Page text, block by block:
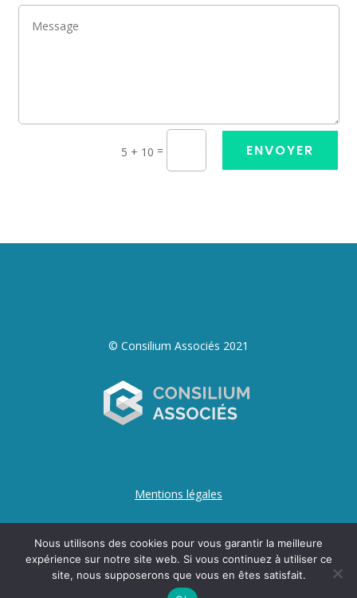
5 + 10 = ENVOYER
© Consilium Associés 2021
Mentions légales
Création du site internet :
AGENCE FL, Agence web à
Nous utilisons des cookies pour vous garantir la meilleure
expérience sur notre site web. Si vous continuez à utiliser ce
site, nous supposerons que vous en êtes satisfait.